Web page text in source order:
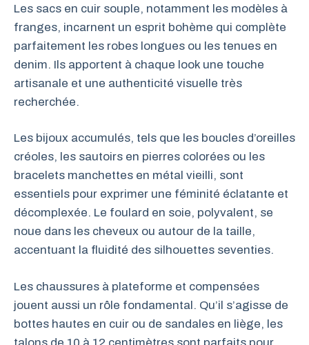
Les sacs en cuir souple, notamment les modèles à
franges, incarnent un esprit bohème qui complète
parfaitement les robes longues ou les tenues en
denim. Ils apportent à chaque look une touche
artisanale et une authenticité visuelle très
recherchée.
Les bijoux accumulés, tels que les boucles d’oreilles
créoles, les sautoirs en pierres colorées ou les
bracelets manchettes en métal vieilli, sont
essentiels pour exprimer une féminité éclatante et
décomplexée. Le foulard en soie, polyvalent, se
noue dans les cheveux ou autour de la taille,
accentuant la fluidité des silhouettes seventies.
Les chaussures à plateforme et compensées
jouent aussi un rôle fondamental. Qu’il s’agisse de
bottes hautes en cuir ou de sandales en liège, les
talons de 10 à 12 centimètres sont parfaits pour